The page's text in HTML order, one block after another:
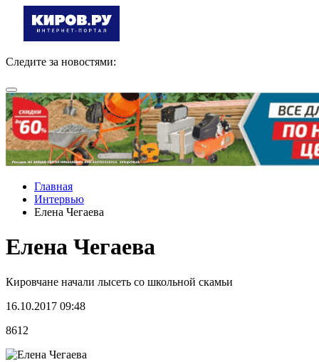
Следите за новостями:
Главная
Интервью
Елена Чегаева
Елена Чегаева
Кировчане начали лысеть со школьной скамьи
16.10.2017 09:48
8612